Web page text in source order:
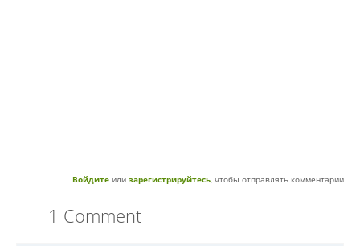
Войдите или зарегистрируйтесь , чтобы отправлять комментарии
1 Comment